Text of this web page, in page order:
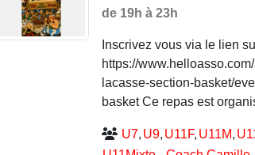
de 19h à 23h
Inscrivez vous via le lien
https://
lacasse-section-basket/
basket Ce repas est
U7 U9 U11F U11M